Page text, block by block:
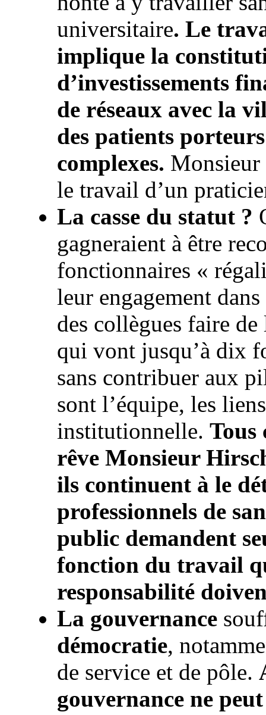
universitaire. Le
implique la
d’investissements
de réseaux avec la
des patients
complexes. Monsieur
le travail d’un
La casse du statut ?
gagneraient à être
fonctionnaires «
leur engagement
des collègues faire
qui vont jusqu’à dix
sans contribuer aux
sont l’équipe, les
institutionnelle. Tous
rêve Monsieur
ils continuent à le
professionnels de
public demandent
fonction du travail
responsabilité
La gouvernance
démocratie,
de service et de pôle.
gouvernance ne